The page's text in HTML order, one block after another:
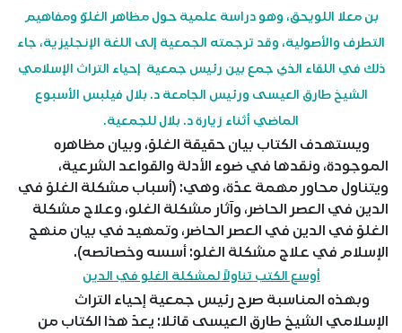
بن معلا اللويحق، وهو دراسة علمية حول مظاهر الغلوّ ومفاهيم
التطرف والأصولية، وقد ترجمته الجمعية إلى اللغة الإنجليزية، جاء
ذلك في اللقاء الذي جمع بين رئيس جمعية إحياء التراث الإسلامي
الشيخ طارق العيسى ورئيس الجامعة د. بلال فيلبس الأسبوع
الماضي أثناء زيارة د. بلال للجمعية.
ويستهدف الكتاب بيان حقيقة الغلوّ، وبيان مظاهره
الموجودة، ونقدها في ضوء الأدلة والقواعد الشرعية،
ويتناول محاور مهمة عدّة، وهي: (أسباب مشكلة الغلوّ في
الدين في العصر الحاضر، وآثار مشكلة الغلو، وعلاج مشكلة
الغلوّ في الدين في العصر الحاضر، وتمهيد في بيان منهج
الإسلام في علاج مشكلة الغلو: أسسه وخصائصه).
أوسع الكتب تناولاً لمشكلة الغلو في الدين
وبهذه المناسبة صرح رئيس جمعية إحياء التراث
الإسلامي الشيخ طارق العيسى قائلا: يعدّ هذا الكتاب من